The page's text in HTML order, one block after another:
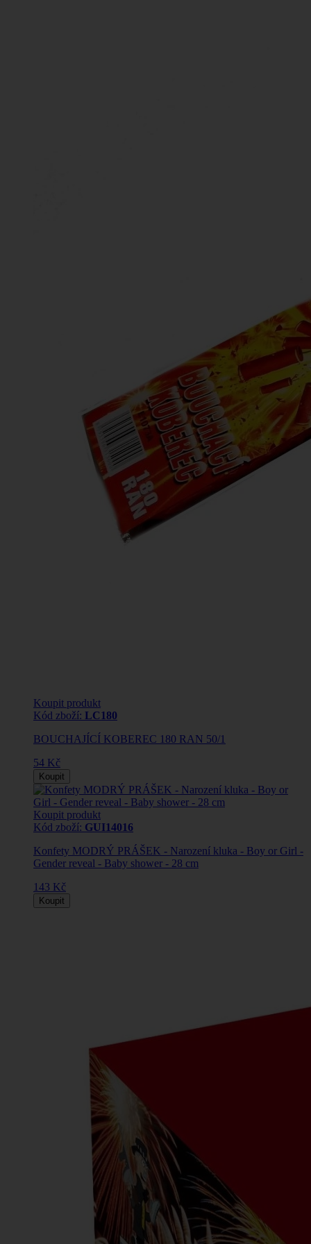
Koupit produkt
Kód zboží: LC180
BOUCHAJÍCÍ KOBEREC 180 RAN 50/1
54 Kč
Koupit
Koupit produkt
Kód zboží: GUI14016
Konfety MODRÝ PRÁŠEK - Narození kluka - Boy or Girl -
Gender reveal - Baby shower - 28 cm
143 Kč
Koupit